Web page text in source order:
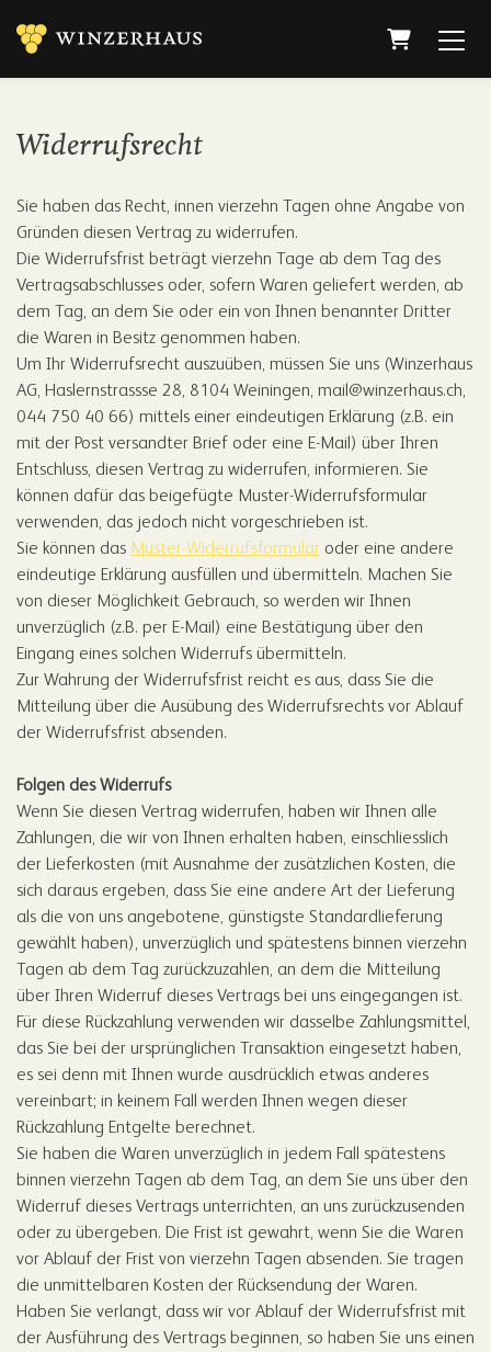
Widerrufsrecht
Sie haben das Recht, innen vierzehn Tagen ohne Angabe von
Gründen diesen Vertrag zu widerrufen.
Die Widerrufsfrist beträgt vierzehn Tage ab dem Tag des
Vertragsabschlusses oder, sofern Waren geliefert werden, ab
dem Tag, an dem Sie oder ein von Ihnen benannter Dritter
die Waren in Besitz genommen haben.
Um Ihr Widerrufsrecht auszuüben, müssen Sie uns (Winzerhaus
AG, Haslernstrassse 28, 8104 Weiningen, mail@winzerhaus.ch,
044 750 40 66) mittels einer eindeutigen Erklärung (z.B. ein
mit der Post versandter Brief oder eine E-Mail) über Ihren
Entschluss, diesen Vertrag zu widerrufen, informieren. Sie
können dafür das beigefügte Muster-Widerrufsformular
verwenden, das jedoch nicht vorgeschrieben ist.
Sie können das Muster-Widerrufsformular oder eine andere
eindeutige Erklärung ausfüllen und übermitteln. Machen Sie
von dieser Möglichkeit Gebrauch, so werden wir Ihnen
unverzüglich (z.B. per E-Mail) eine Bestätigung über den
Eingang eines solchen Widerrufs übermitteln.
Zur Wahrung der Widerrufsfrist reicht es aus, dass Sie die
Mitteilung über die Ausübung des Widerrufsrechts vor Ablauf
der Widerrufsfrist absenden.
Folgen des Widerrufs
Wenn Sie diesen Vertrag widerrufen, haben wir Ihnen alle
Zahlungen, die wir von Ihnen erhalten haben, einschliesslich
der Lieferkosten (mit Ausnahme der zusätzlichen Kosten, die
sich daraus ergeben, dass Sie eine andere Art der Lieferung
als die von uns angebotene, günstigste Standardlieferung
gewählt haben), unverzüglich und spätestens binnen vierzehn
Tagen ab dem Tag zurückzuzahlen, an dem die Mitteilung
über Ihren Widerruf dieses Vertrags bei uns eingegangen ist.
Für diese Rückzahlung verwenden wir dasselbe Zahlungsmittel,
das Sie bei der ursprünglichen Transaktion eingesetzt haben,
es sei denn mit Ihnen wurde ausdrücklich etwas anderes
vereinbart; in keinem Fall werden Ihnen wegen dieser
Rückzahlung Entgelte berechnet.
Sie haben die Waren unverzüglich in jedem Fall spätestens
binnen vierzehn Tagen ab dem Tag, an dem Sie uns über den
Widerruf dieses Vertrags unterrichten, an uns zurückzusenden
oder zu übergeben. Die Frist ist gewahrt, wenn Sie die Waren
vor Ablauf der Frist von vierzehn Tagen absenden. Sie tragen
die unmittelbaren Kosten der Rücksendung der Waren.
Haben Sie verlangt, dass wir vor Ablauf der Widerrufsfrist mit
der Ausführung des Vertrags beginnen, so haben Sie uns einen